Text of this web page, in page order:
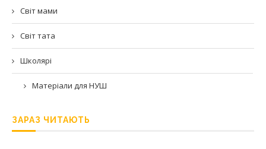
Світ мами
Світ тата
Школярі
Матеріали для НУШ
ЗАРАЗ ЧИТАЮТЬ